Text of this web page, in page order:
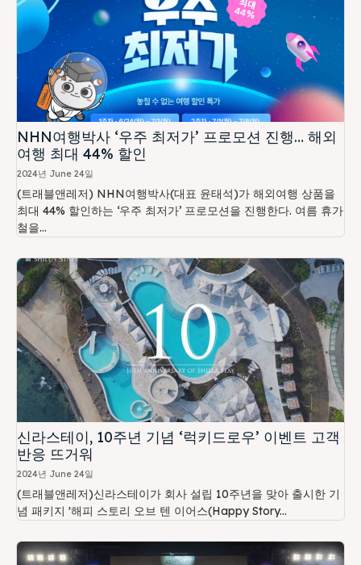
NHN여행박사 ‘우주 최저가’ 프로모션 진행… 해외
여행 최대 44% 할인
2024년 June 24일
(트래블앤레저) NHN여행박사(대표 윤태석)가 해외여행 상품을
최대 44% 할인하는 ‘우주 최저가’ 프로모션을 진행한다. 여름 휴가
철을...
신라스테이, 10주년 기념 ‘럭키드로우’ 이벤트 고객
반응 뜨거워
2024년 June 24일
(트래블앤레저)신라스테이가 회사 설립 10주년을 맞아 출시한 기
념 패키지 '해피 스토리 오브 텐 이어스(Happy Story...